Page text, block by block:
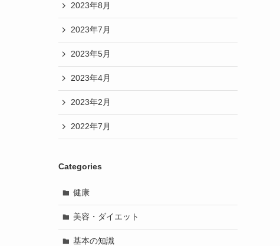
2023年8月
2023年7月
2023年5月
2023年4月
2023年2月
2022年7月
Categories
健康
美容・ダイエット
基本の知識